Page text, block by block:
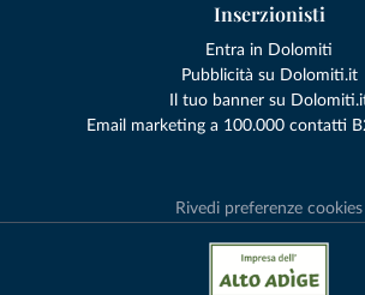
Inserzionisti
Entra in Dolomiti
Pubblicità su Dolomiti.it
Il tuo banner su
Email marketing a 100.000 contatti
Rivedi preferenze cookies